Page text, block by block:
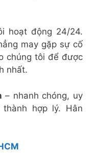
hoạt động 24/24.
may gặp sự cố
chúng tôi để được
nhất.
– nhanh chóng, uy
hợp lý. Hân